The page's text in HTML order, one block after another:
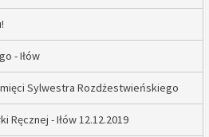
- Iłów
Sylwestra Rozdżestwieńskiego
Ręcznej - Iłów 12.12.2019